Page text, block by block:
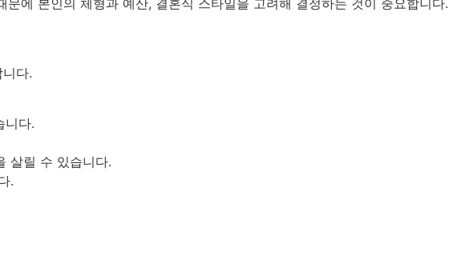
다.
니다.
살릴 수 있습니다.
.